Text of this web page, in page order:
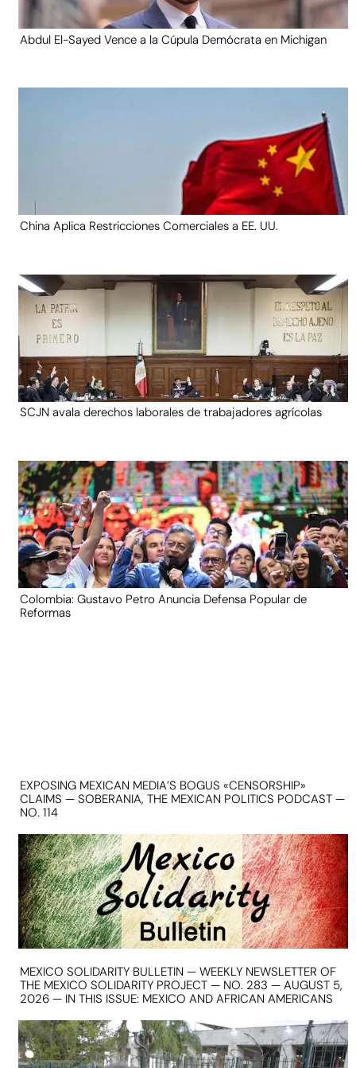
Abdul El-Sayed Vence a la Cúpula Demócrata en Michigan
China Aplica Restricciones Comerciales a EE. UU.
SCJN avala derechos laborales de trabajadores agrícolas
Colombia: Gustavo Petro Anuncia Defensa Popular de
Reformas
EXPOSING MEXICAN MEDIA’S BOGUS «CENSORSHIP»
CLAIMS — SOBERANIA, THE MEXICAN POLITICS PODCAST —
NO. 114
MEXICO SOLIDARITY BULLETIN — WEEKLY NEWSLETTER OF
THE MEXICO SOLIDARITY PROJECT — NO. 283 — AUGUST 5,
2026 — IN THIS ISSUE: MEXICO AND AFRICAN AMERICANS